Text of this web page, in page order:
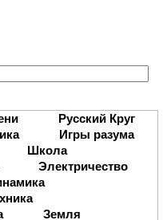
Русский Круг
Игры разума
Школа
Электричество
Земля